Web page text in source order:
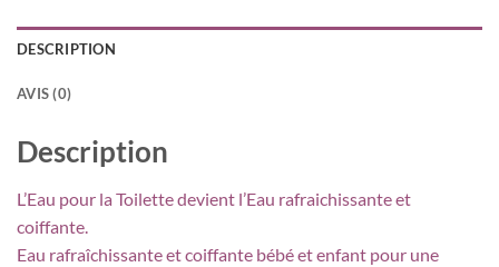
DESCRIPTION
AVIS (0)
Description
L’Eau pour la Toilette devient l’Eau rafraichissante et
coiffante.
Eau rafraîchissante et coiffante bébé et enfant pour une